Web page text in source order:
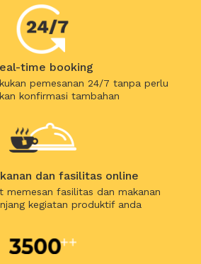
time booking
pemesanan 24/7 tanpa perlu
konfirmasi tambahan
dan fasilitas online
memesan fasilitas dan makanan
kegiatan produktif anda